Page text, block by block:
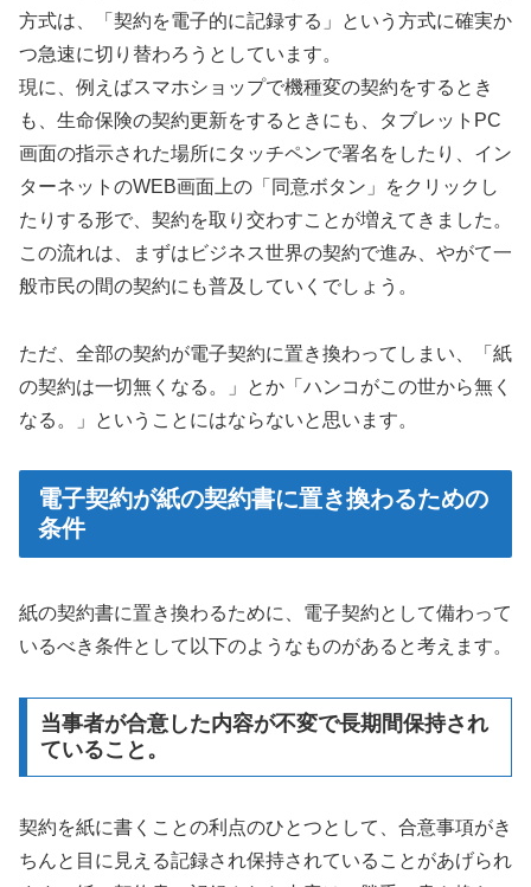
方式は、「契約を電子的に記録する」という方式に確実か
つ急速に切り替わろうとしています。
現に、例えばスマホショップで機種変の契約をするとき
も、生命保険の契約更新をするときにも、タブレットPC
画面の指示された場所にタッチペンで署名をしたり、イン
ターネットのWEB画面上の「同意ボタン」をクリックし
たりする形で、契約を取り交わすことが増えてきました。
この流れは、まずはビジネス世界の契約で進み、やがて一
般市民の間の契約にも普及していくでしょう。
ただ、全部の契約が電子契約に置き換わってしまい、「紙
の契約は一切無くなる。」とか「ハンコがこの世から無く
なる。」ということにはならないと思います。
電子契約が紙の契約書に置き換わるための
条件
紙の契約書に置き換わるために、電子契約として備わって
いるべき条件として以下のようなものがあると考えます。
当事者が合意した内容が不変で長期間保持され
ていること。
契約を紙に書くことの利点のひとつとして、合意事項がき
ちんと目に見える記録され保持されていることがあげられ